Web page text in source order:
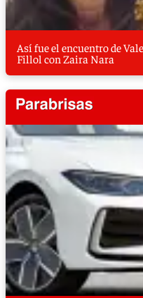
Así fue el encuentro de
Fillol con Zaira Nara